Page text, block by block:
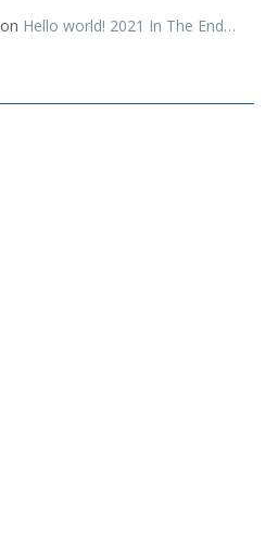
on Hello world! 2021 In The End…